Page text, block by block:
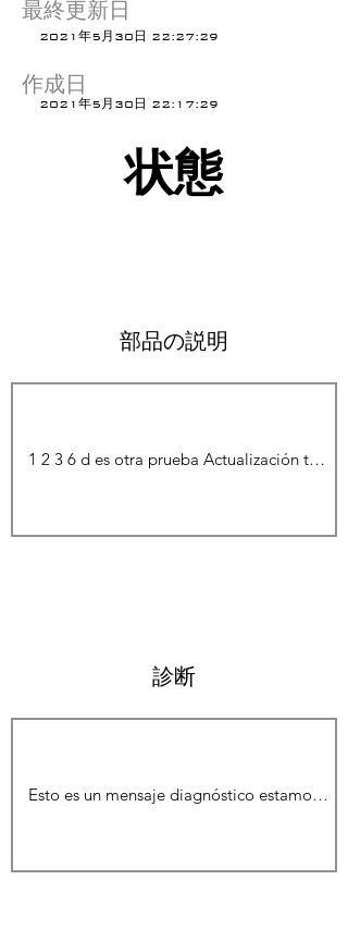
最終更新日
2021年5月30日 22:27:29
2021年5月30日 22:17:29
作成日
状態
部品の説明
診断